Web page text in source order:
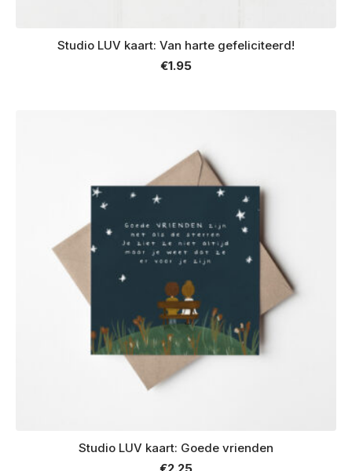
Studio LUV kaart: Van harte gefeliciteerd!
€1.95
Studio LUV kaart: Goede vrienden